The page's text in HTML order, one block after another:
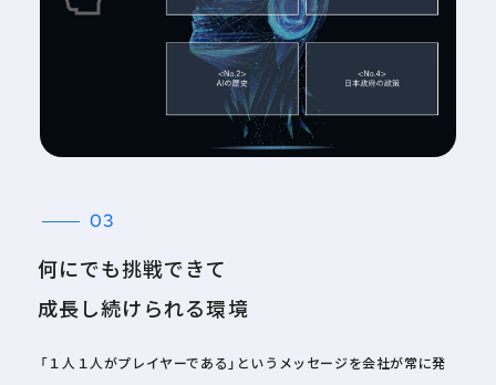
03
何にでも挑戦できて
成長し続けられる環境
「１人１人がプレイヤーである」というメッセージを会社が常に発